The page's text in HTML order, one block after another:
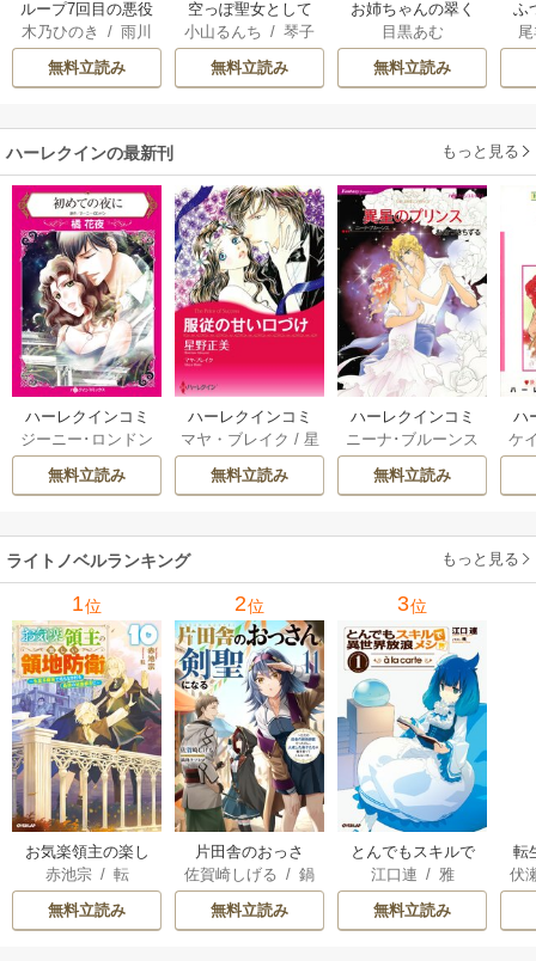
ループ7回目の悪役
令嬢は、元敵国で
自由気ままな花嫁
生活を満喫する
木乃ひのき /雨川
/ 八美☆わん
無料立読み
空っぽ聖女として
捨てられたはず
が、嫁ぎ先の皇帝
陛下に溺愛されて
小山るんち /琴子
無料立読み
お姉ちゃんの翠く
ん
目黒あむ
無料立読み
ふ
ハーレクインの最新刊 もっと見る
ハーレクインコミ
ックス セット 202
6年 vol.1064 1巻
ジーニー･ロンドン
橘花夜/ メアリ
ー･ライアンズ
ーガン/星合操/ア
ン･ウィール/ 津寺
里可子
無料立読み
ハーレクインコミ
ックス セット 202
6年 vol.1002 1巻
マヤ・ブレイク / 星
野正美/ ヘレン･ブ
ルックス/のわきね
ウェイ/一重夕子
無料立読み
ハーレクインコミ
ックス セット 202
6年 vol.1063 1巻
ニーナ･ブルーンス
おおつきちずる
レベッカ･ヨーク
ーディ/海野みつる
サラ･ウッド/流
水凛子
無料立読み
ハ
ッ
ケ
ザ
ライトノベルランキング もっと見る
1位
お気楽領主の楽し
い領地防衛
赤池宗/ 転
無料立読み
2位
片田舎のおっさ
ん、剣聖になる
～ただの田舎の剣
術師範だったの
佐賀崎しげる /鍋
島テツヒロ
無料立読み
3位
とんでもスキルで
異世界放浪メシ
江口連 / 雅
無料立読み
転
伏